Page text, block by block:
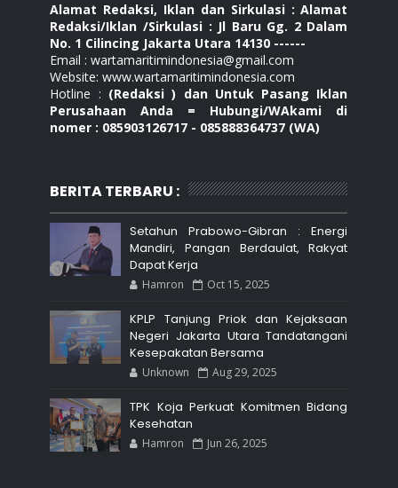
Alamat Redaksi, Iklan dan Sirkulasi : Alamat
Redaksi/Iklan /Sirkulasi : Jl Baru Gg. 2 Dalam
No. 1 Cilincing Jakarta Utara 14130 ------
Email : wartamaritimindonesia@gmail.com
Website: www.wartamaritimindonesia.com
Hotline : (Redaksi ) dan Untuk Pasang Iklan
Perusahaan Anda = Hubungi/WAkami di
nomer : 085903126717 - 085888364737 (WA)
BERITA TERBARU :
Setahun Prabowo-Gibran : Energi
Mandiri, Pangan Berdaulat, Rakyat
Dapat Kerja
Hamron Oct 15, 2025
KPLP Tanjung Priok dan Kejaksaan
Negeri Jakarta Utara Tandatangani
Kesepakatan Bersama
Unknown Aug 29, 2025
TPK Koja Perkuat Komitmen Bidang
Kesehatan
Hamron Jun 26, 2025